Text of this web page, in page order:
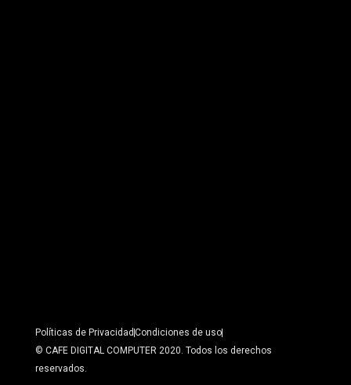
Políticas de Privacidad Condiciones de uso
© CAFE DIGITAL COMPUTER 2020. Todos los derechos
reservados.